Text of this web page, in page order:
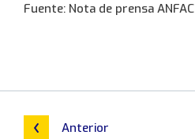
Fuente: Nota de prensa ANFAC
Anterior